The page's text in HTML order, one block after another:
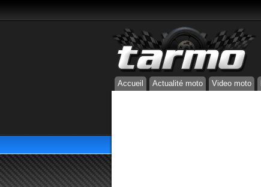
Accueil Actualité moto Video moto